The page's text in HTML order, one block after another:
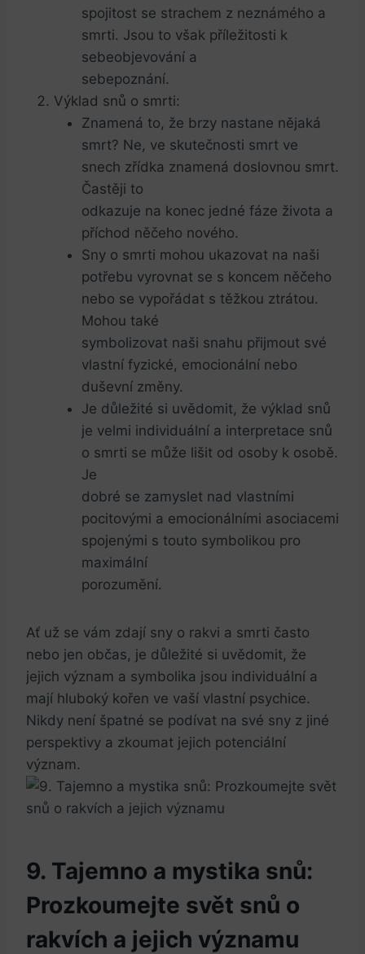
spojitost se strachem z neznámého​ a
smrti. Jsou to však ⁢příležitosti k‍
sebeobjevování a
sebepoznání.
Výklad snů o smrti:
Znamená to, že brzy nastane nějaká
‍smrt? ⁤Ne, ve ‍skutečnosti smrt ve
snech ⁣zřídka⁤ znamená doslovnou smrt.⁢
Častěji to
odkazuje na konec jedné fáze života a
příchod něčeho nového.
Sny o smrti ⁣mohou ​ukazovat na naši
potřebu vyrovnat se s koncem něčeho
nebo ⁣se vypořádat s těžkou ztrátou.
Mohou také
symbolizovat naši snahu přijmout své
vlastní fyzické, emocionální ⁤nebo
duševní změny.
Je ⁣důležité si uvědomit, že ‌výklad snů
je velmi individuální a ‍interpretace snů
o smrti se může lišit od osoby k⁣ osobě.⁢
Je
dobré se​ zamyslet nad vlastními
pocitovými a​ emocionálními‌ asociacemi
spojenými s touto symbolikou pro
maximální
porozumění.
Ať už se vám zdají sny o rakvi a ​smrti často
nebo jen⁢ občas, je důležité si uvědomit, že
jejich význam a ‌symbolika jsou individuální a
mají hluboký kořen ve vaší vlastní psychice.
Nikdy není špatné se podívat na své sny z jiné
perspektivy a zkoumat jejich potenciální
význam.
9. Tajemno a mystika snů:
Prozkoumejte svět snů o
rakvích ⁢a jejich významu